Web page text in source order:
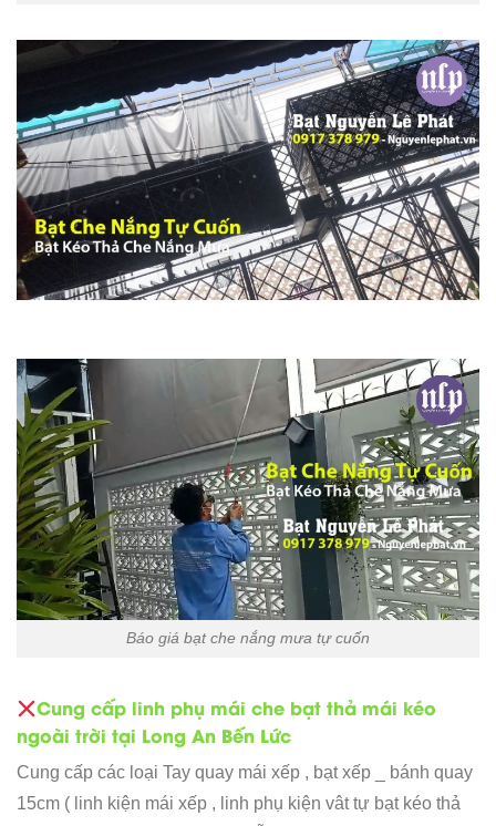
Báo giá bạt che nắng mưa tự cuốn
Cung cấp linh phụ mái che bạt thả mái kéo
ngoài trời tại Long An Bến Lức
Cung cấp các loại Tay quay mái xếp , bạt xếp _ bánh quay
15cm ( linh kiện mái xếp , linh phụ kiện vât tự bạt kéo thả